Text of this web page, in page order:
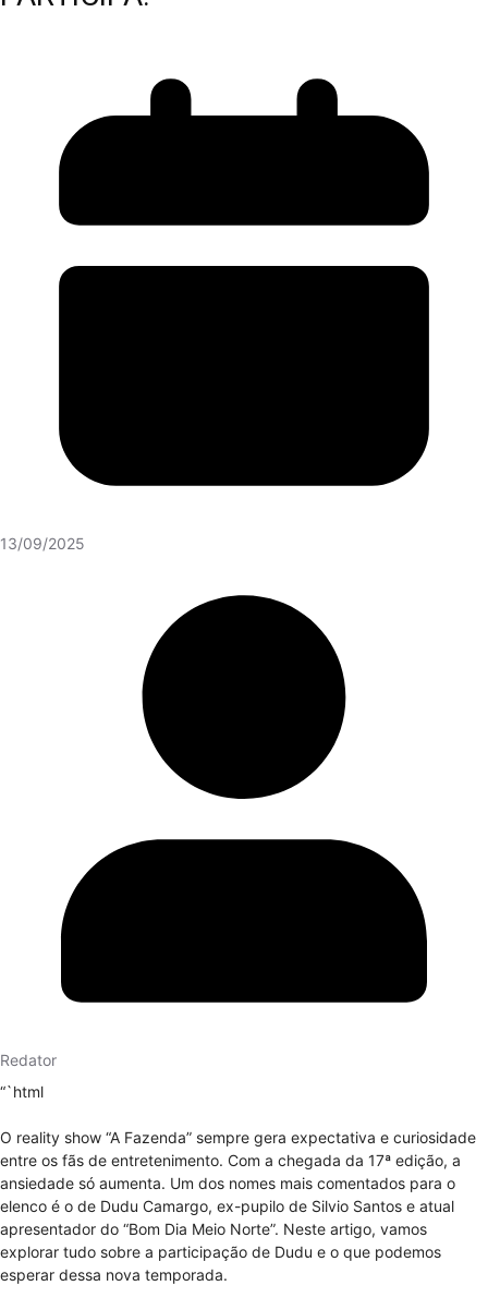
13/09/2025
Redator
“`html
O reality show “A Fazenda” sempre gera expectativa e curiosidade
entre os fãs de entretenimento. Com a chegada da 17ª edição, a
ansiedade só aumenta. Um dos nomes mais comentados para o
elenco é o de Dudu Camargo, ex-pupilo de Silvio Santos e atual
apresentador do “Bom Dia Meio Norte”. Neste artigo, vamos
explorar tudo sobre a participação de Dudu e o que podemos
esperar dessa nova temporada.